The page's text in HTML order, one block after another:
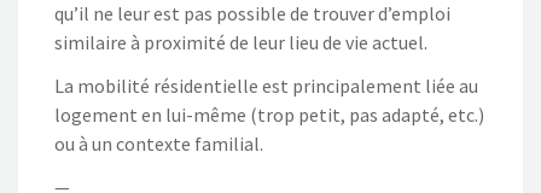
qu’il ne leur est pas possible de trouver d’emploi
similaire à proximité de leur lieu de vie actuel.
La mobilité résidentielle est principalement liée au
logement en lui-même (trop petit, pas adapté, etc.)
ou à un contexte familial.
—